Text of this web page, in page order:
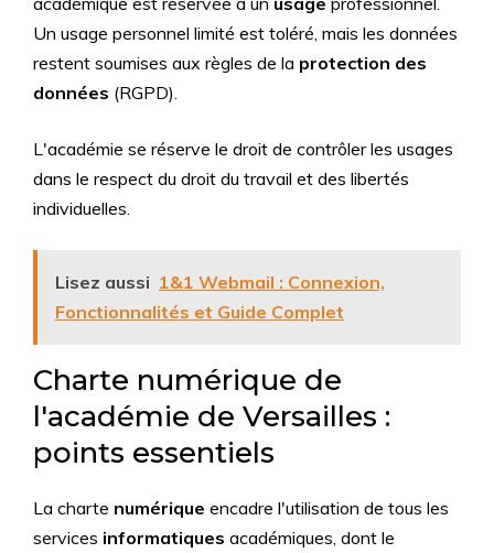
Un usage personnel limité est toléré, mais les données
restent soumises aux règles de la protection des
données (RGPD).
L'académie se réserve le droit de contrôler les usages
dans le respect du droit du travail et des libertés
individuelles.
Lisez aussi 1&1 Webmail : Connexion,
Fonctionnalités et Guide Complet
Charte numérique de
l'académie de Versailles :
points essentiels
La charte numérique encadre l'utilisation de tous les
services informatiques académiques, dont le